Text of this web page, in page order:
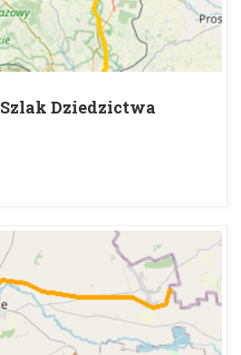
Dziedzictwa
Paulinów